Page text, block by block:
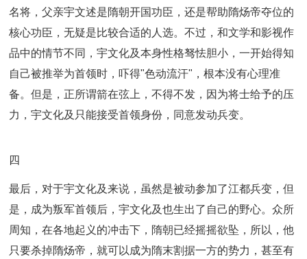
名将，父亲宇文述是隋朝开国功臣，还是帮助隋炀帝夺位的
核心功臣，无疑是比较合适的人选。不过，和文学和影视作
品中的情节不同，宇文化及本身性格驽怯胆小，一开始得知
自己被推举为首领时，吓得"色动流汗"，根本没有心理准
备。但是，正所谓箭在弦上，不得不发，因为将士给予的压
力，宇文化及只能接受首领身份，同意发动兵变。
四
最后，对于宇文化及来说，虽然是被动参加了江都兵变，但
是，成为叛军首领后，宇文化及也生出了自己的野心。众所
周知，在各地起义的冲击下，隋朝已经摇摇欲坠，所以，他
只要杀掉隋炀帝，就可以成为隋末割据一方的势力，甚至有